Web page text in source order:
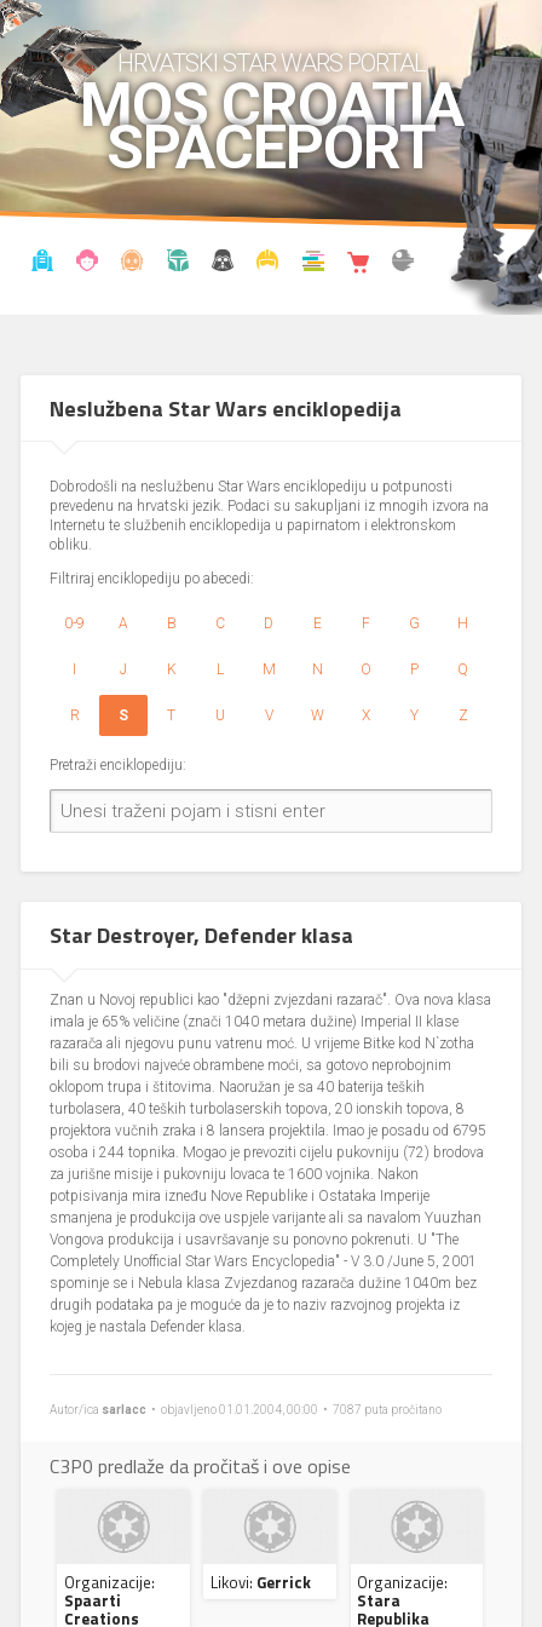
HRVATSKI STAR WARS PORTAL
MOS CROATIA
SPACEPORT
Neslužbena Star Wars enciklopedija
Dobrodošli na neslužbenu Star Wars enciklopediju u potpunosti
prevedenu na hrvatski jezik. Podaci su sakupljani iz mnogih izvora na
Internetu te službenih enciklopedija u papirnatom i elektronskom
obliku.
Filtriraj enciklopediju po abecedi:
0-9 A B C D E F G H
I J K L M N O P Q
R S T U V W X Y Z
Pretraži enciklopediju:
Star Destroyer, Defender klasa
Znan u Novoj republici kao "džepni zvjezdani razarač". Ova nova klasa
imala je 65% veličine (znači 1040 metara dužine) Imperial II klase
razarača ali njegovu punu vatrenu moć. U vrijeme Bitke kod N`zotha
bili su brodovi najveće obrambene moći, sa gotovo neprobojnim
oklopom trupa i štitovima. Naoružan je sa 40 baterija teških
turbolasera, 40 teških turbolaserskih topova, 20 ionskih topova, 8
projektora vučnih zraka i 8 lansera projektila. Imao je posadu od 6795
osoba i 244 topnika. Mogao je prevoziti cijelu pukovniju (72) brodova
za jurišne misije i pukovniju lovaca te 1600 vojnika. Nakon
potpisivanja mira izneđu Nove Republike i Ostataka Imperije
smanjena je produkcija ove uspjele varijante ali sa navalom Yuuzhan
Vongova produkcija i usavršavanje su ponovno pokrenuti. U "The
Completely Unofficial Star Wars Encyclopedia" - V 3.0 /June 5, 2001
spominje se i Nebula klasa Zvjezdanog razarača dužine 1040m bez
drugih podataka pa je moguće da je to naziv razvojnog projekta iz
kojeg je nastala Defender klasa.
Autor/ica sarlacc • objavljeno 01.01.2004, 00:00 • 7087 puta pročitano
C3P0 predlaže da pročitaš i ove opise
Organizacije:
Spaarti
Creations
Likovi: Gerrick Organizacije:
Stara
Republika